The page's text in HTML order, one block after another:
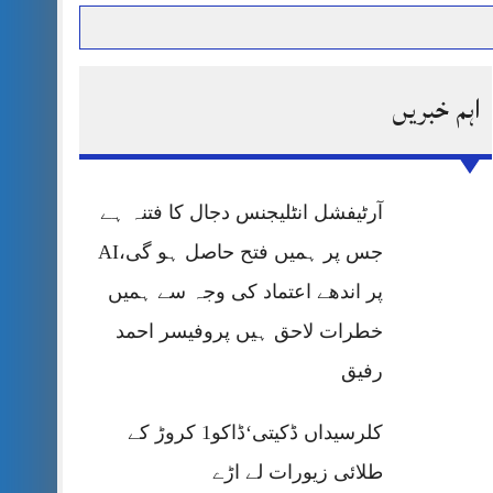
پر قربان
اہم خبریں
آرٹیفشل انٹلیجنس دجال کا فتنہ ہے
جس پر ہمیں فتح حاصل ہو گی،AI
پر اندھے اعتماد کی وجہ سے ہمیں
خطرات لاحق ہیں پروفیسر احمد
رفیق
کلرسیداں ڈکیتی‘ڈاکو1 کروڑ کے
طلائی زیورات لے اڑے